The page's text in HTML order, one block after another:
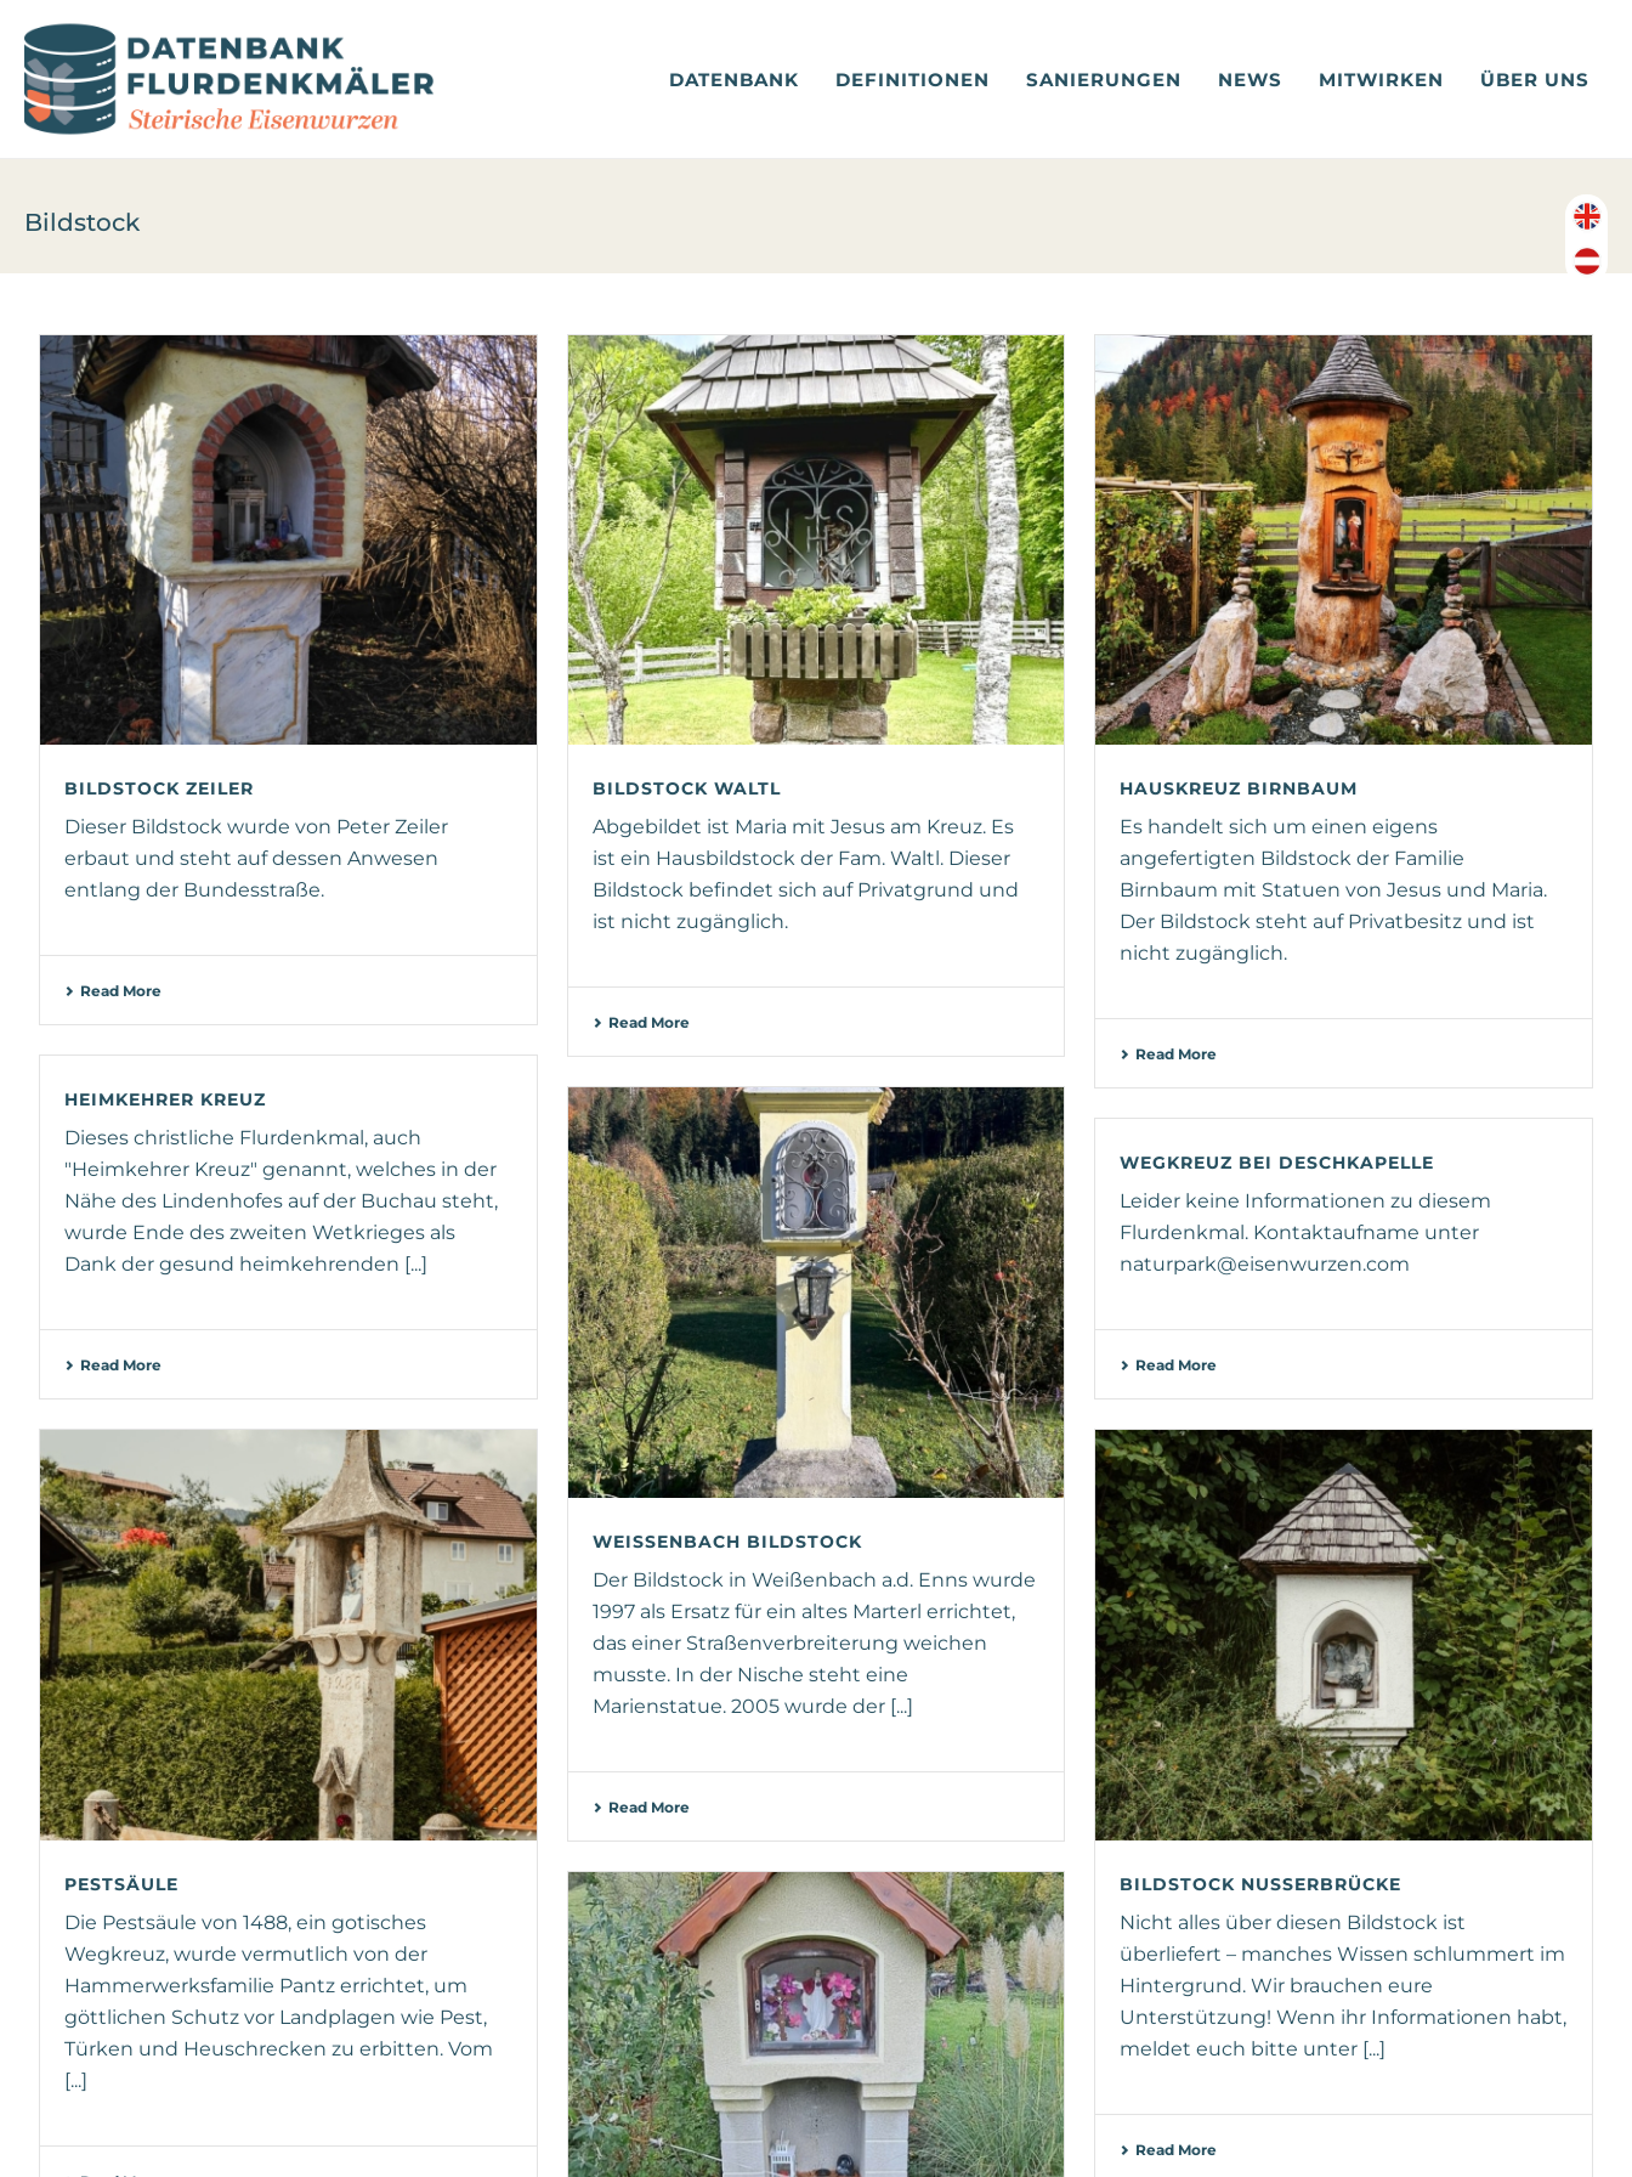
DATENBANK DEFINITIONEN SANIERUNGEN NEWS MITWIRKEN ÜBER UNS
Bildstock
BILDSTOCK ZEILER
Dieser Bildstock wurde von Peter Zeiler
erbaut und steht auf dessen Anwesen
entlang der Bundesstraße.
Read More
BILDSTOCK WALTL
Abgebildet ist Maria mit Jesus am Kreuz. Es
ist ein Hausbildstock der Fam. Waltl. Dieser
Bildstock befindet sich auf Privatgrund und
ist nicht zugänglich.
Read More
HAUSKREUZ BIRNBAUM
Es handelt sich um einen eigens
angefertigten Bildstock der Familie
Birnbaum mit Statuen von Jesus und Maria.
Der Bildstock steht auf Privatbesitz und ist
nicht zugänglich.
Read More
HEIMKEHRER KREUZ
Dieses christliche Flurdenkmal, auch
"Heimkehrer Kreuz" genannt, welches in der
Nähe des Lindenhofes auf der Buchau steht,
wurde Ende des zweiten Wetkrieges als
Dank der gesund heimkehrenden [...]
Read More
WEISSENBACH BILDSTOCK
Der Bildstock in Weißenbach a.d. Enns wurde
1997 als Ersatz für ein altes Marterl errichtet,
das einer Straßenverbreiterung weichen
musste. In der Nische steht eine
Marienstatue. 2005 wurde der [...]
Read More
WEGKREUZ BEI DESCHKAPELLE
Leider keine Informationen zu diesem
Flurdenkmal. Kontaktaufname unter
naturpark@eisenwurzen.com
Read More
PESTSÄULE
Die Pestsäule von 1488, ein gotisches
Wegkreuz, wurde vermutlich von der
Hammerwerksfamilie Pantz errichtet, um
göttlichen Schutz vor Landplagen wie Pest,
Türken und Heuschrecken zu erbitten. Vom
[...]
BILDSTOCK NUSSERBRÜCKE
Nicht alles über diesen Bildstock ist
überliefert – manches Wissen schlummert im
Hintergrund. Wir brauchen eure
Unterstützung! Wenn ihr Informationen habt,
meldet euch bitte unter [...]
Read More